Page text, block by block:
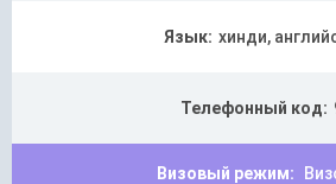
Язык: хинди,
Телефонный код:
Визовый режим: